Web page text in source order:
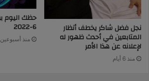
نجل فضل شاكر يخطف أنظار
المتابعين في أحدث ظهور له
لإعلانه عن هذا الأمر
منذ 6 أيام
6-2022
منذ أسبوعين